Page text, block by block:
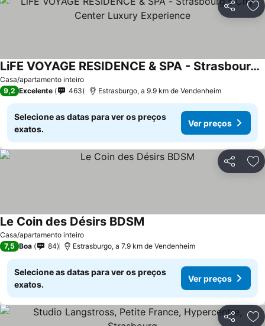
Partilhar
Casa/apartamento inteiro
LiFE VOYAGE RESIDENCE & SPA - Strasbourg's City Center Luxury Experience
9,2 Excelente 463 Estrasburgo, a 9.9 km de Vendenheim
Selecione as datas para ver os preços
exatos.
Ver preços
Partilhar
Casa/apartamento inteiro
Le Coin des Désirs BDSM
7,5 Boa 84 Estrasburgo, a 7.9 km de Vendenheim
Selecione as datas para ver os preços
exatos.
Ver preços
Partilhar